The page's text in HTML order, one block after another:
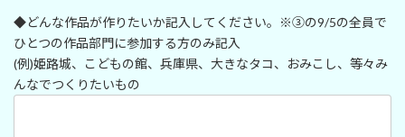
◆どんな作品が作りたいか記入してください。※③の9/5の全員で
ひとつの作品部門に参加する方のみ記入
(例)姫路城、こどもの館、兵庫県、大きなタコ、おみこし、等々み
んなでつくりたいもの